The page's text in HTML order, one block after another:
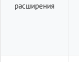
расширения